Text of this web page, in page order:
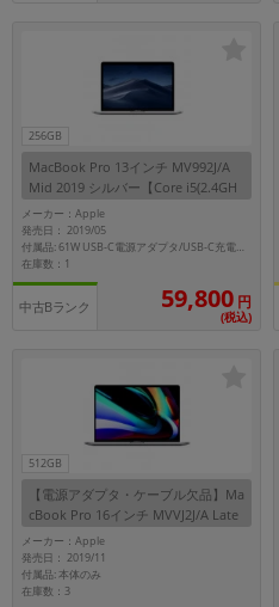
256GB
MacBook Pro 13インチ MV992J/A
Mid 2019 シルバー【Core i5(2.4GH
z)/8GB/256GB SSD】
メーカー：Apple
発売日： 2019/05
付属品: 61W USB-C電源アダプタ/USB-C充電ケーブル/インターネットリカバリ
在庫数：1
中古Bランク 59,800 円
(税込)
512GB
【電源アダプタ・ケーブル欠品】Ma
cBook Pro 16インチ MVVJ2J/A Late
2019 スペースグレイ【Core i7(2.6G
Hz)/16GB/512GB SSD】
メーカー：Apple
発売日： 2019/11
付属品: 本体のみ
在庫数：3
モニタサイズ
~
価格
年
各項目のチェックボックスは「or検索」となります。
ただし機能別のみ「and検索」となります。